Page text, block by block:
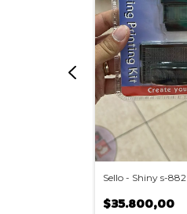
Sello - Shiny s-882
$35.800,00